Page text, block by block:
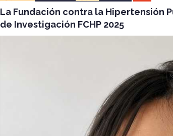
La Fundación contra la Hipertensión
de Investigación FCHP 2025